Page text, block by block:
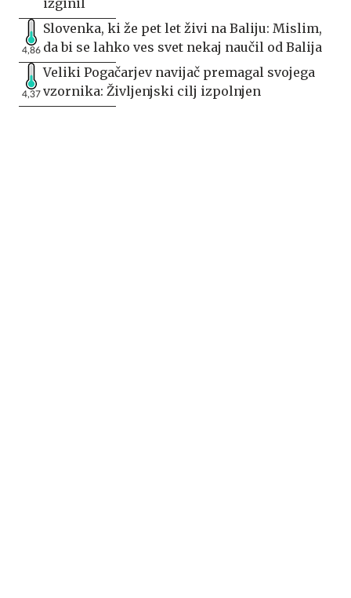
izginil
4,86
Slovenka, ki že pet let živi na Baliju: Mislim,
da bi se lahko ves svet nekaj naučil od Balija
4,37
Veliki Pogačarjev navijač premagal svojega
vzornika: Življenjski cilj izpolnjen